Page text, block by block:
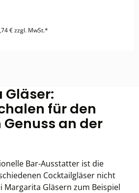
€ zzgl. MwSt.*
für den
an der
Bar-Ausstatter ist die
Cocktailgläser nicht
Margarita Gläsern zum Beispiel